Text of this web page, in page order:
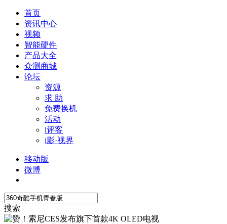
首页
资讯中心
视频
智能硬件
产品大全
众测商城
论坛
资源
求 助
免费换机
活动
i评客
i影·视界
移动版
微博
搜索